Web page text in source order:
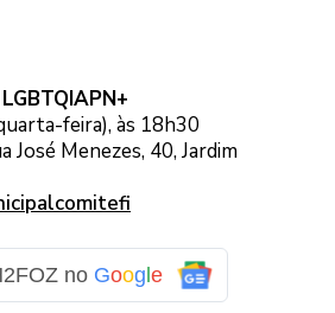
feira), às 18h30
José Menezes, 40, Jardim
no Google